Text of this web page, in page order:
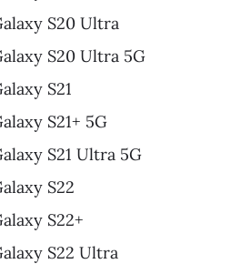
S20 Ultra
S20 Ultra 5G
S21
S21+ 5G
S21 Ultra 5G
S22
S22+
S22 Ultra